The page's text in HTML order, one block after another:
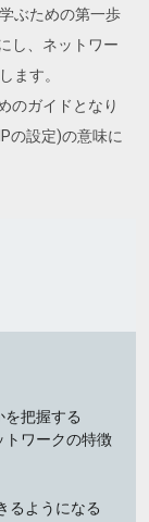
ぶための第一歩
し、ネットワー
ます。
のガイドとなり
の設定)の意味に
を把握する
トワークの特徴
るようになる